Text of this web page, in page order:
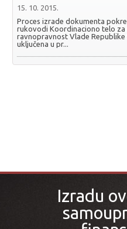
15. 10. 2015.
Proces izrade dokumenta
rukovodi Koordinaciono telo za
ravnopravnost Vlade Republike
uključena u pr...
Izradu